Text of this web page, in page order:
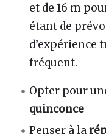
et de 16 m
étant de
d’expérience
fréquent.
Opter pour
quinconce
Penser à la